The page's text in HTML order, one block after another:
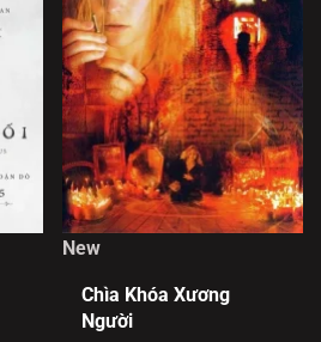
New
Chìa Khóa Xương
Người